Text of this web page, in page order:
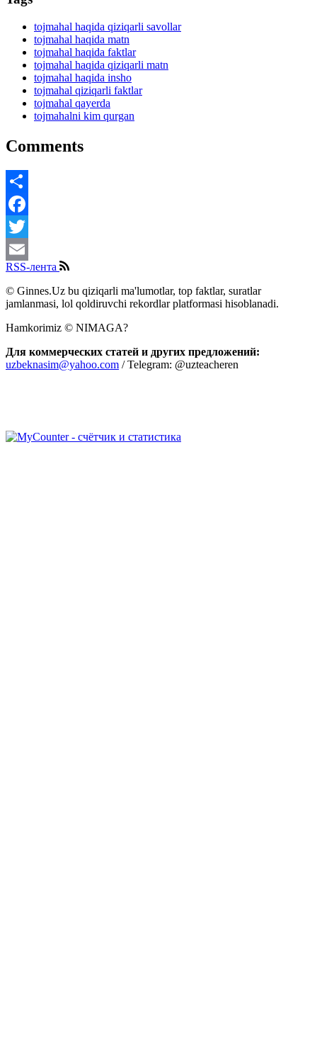
tojmahal haqida qiziqarli savollar
tojmahal haqida matn
tojmahal haqida faktlar
tojmahal haqida qiziqarli matn
tojmahal haqida insho
tojmahal qiziqarli faktlar
tojmahal qayerda
tojmahalni kim qurgan
Comments
Share
Facebook
Twitter
Email
RSS-лента
© Ginnes.Uz bu qiziqarli ma'lumotlar, top faktlar, suratlar
jamlanmasi, lol qoldiruvchi rekordlar platformasi hisoblanadi.
Hamkorimiz © NIMAGA?
Для коммерческих статей и других предложений:
uzbeknasim@yahoo.com / Telegram: @uzteacheren